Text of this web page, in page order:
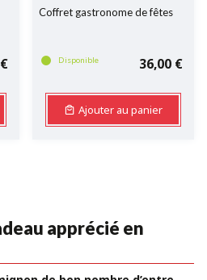
Coffret gastronome de fêtes
Disponible 36,00 €
Ajouter au panier
apprécié en